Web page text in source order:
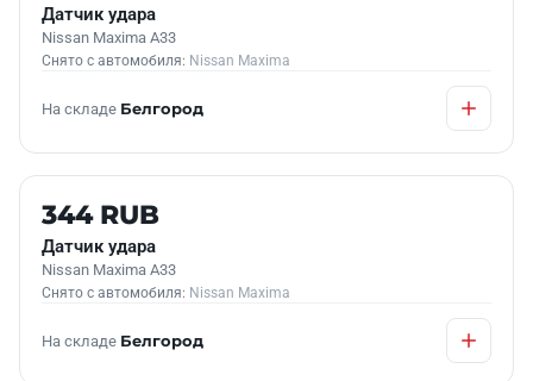
Датчик удара
Nissan Maxima A33
Снято с автомобиля: Nissan Maxima
На складе Белгород
Б/У В НАЛИЧИИ
344 RUB
Датчик удара
Nissan Maxima A33
Снято с автомобиля: Nissan Maxima
На складе Белгород